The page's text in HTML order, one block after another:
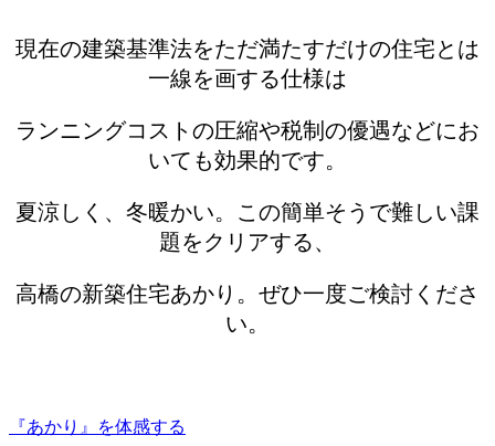
現在の建築基準法をただ満たすだけの住宅とは
一線を画する仕様は
ランニングコストの圧縮や税制の優遇などにお
いても効果的です。
夏涼しく、冬暖かい。この簡単そうで難しい課
題をクリアする、
高橋の新築住宅あかり。ぜひ一度ご検討くださ
い。
『あかり』を体感する